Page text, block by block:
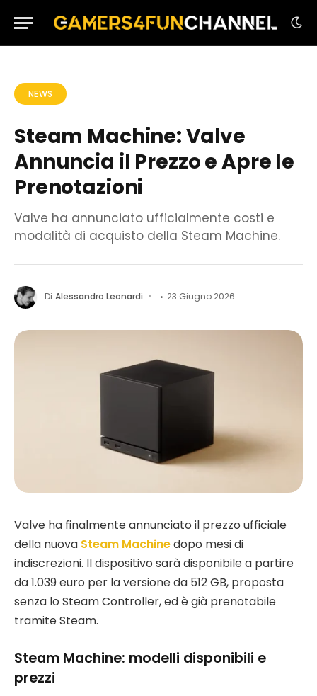
NEWS
Steam Machine: Valve
Annuncia il Prezzo e Apre le
Prenotazioni
Valve ha annunciato ufficialmente costi e
modalità di acquisto della Steam Machine.
Di Alessandro Leonardi 23 Giugno 2026
Valve ha finalmente annunciato il prezzo ufficiale
della nuova Steam Machinedopo mesi di
indiscrezioni. Il dispositivo sarà disponibile a partire
da 1.039 euro per la versione da 512 GB, proposta
senza lo Steam Controller, ed è già prenotabile
tramite Steam.
Steam Machine: modelli disponibili e
prezzi